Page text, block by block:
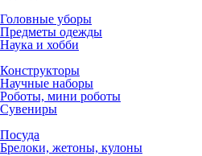
Головные уборы
Предметы одежды
Наука и хобби
Конструкторы
Научные наборы
Роботы, мини роботы
Сувениры
Посуда
Брелоки, жетоны, кулоны